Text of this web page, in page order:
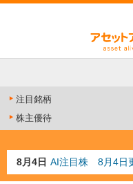
注目銘柄
株主優待
8月4日 AI注目株 8月4日
8月3日 人気業種注目株